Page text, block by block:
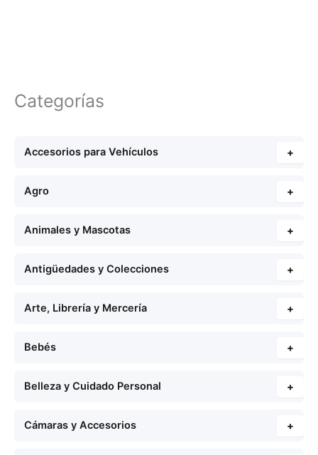
Categorías
Accesorios para Vehículos +
Agro +
Animales y Mascotas +
Antigüedades y Colecciones +
Arte, Librería y Mercería +
Bebés +
Belleza y Cuidado Personal +
Cámaras y Accesorios +